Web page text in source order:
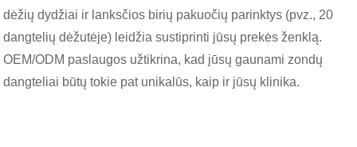
dėžių dydžiai ir lanksčios birių pakuočių parinktys (pvz., 20
dangtelių dėžutėje) leidžia sustiprinti jūsų prekės ženklą.
OEM/ODM paslaugos užtikrina, kad jūsų gaunami zondų
dangteliai būtų tokie pat unikalūs, kaip ir jūsų klinika.